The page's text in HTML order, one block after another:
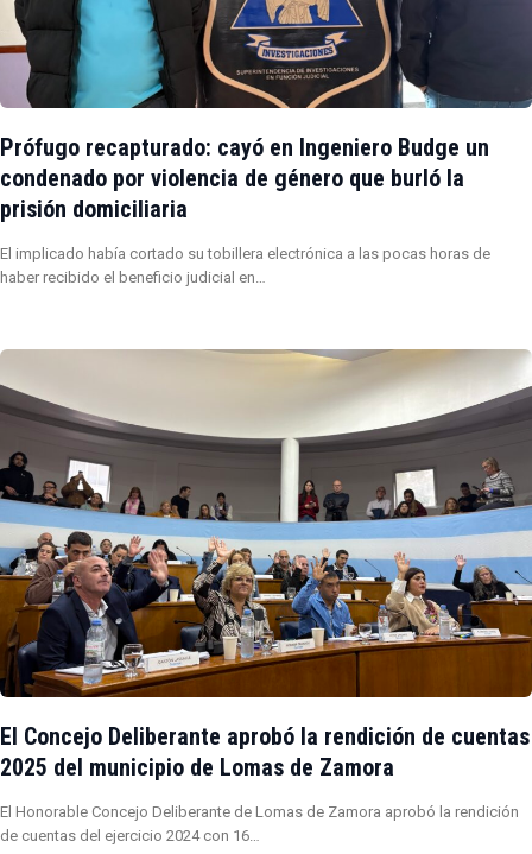
Prófugo recapturado: cayó en Ingeniero Budge un
condenado por violencia de género que burló la
prisión domiciliaria
El implicado había cortado su tobillera electrónica a las pocas horas de
haber recibido el beneficio judicial en…
El Concejo Deliberante aprobó la rendición de cuentas
2025 del municipio de Lomas de Zamora
El Honorable Concejo Deliberante de Lomas de Zamora aprobó la rendición
de cuentas del ejercicio 2024 con 16…